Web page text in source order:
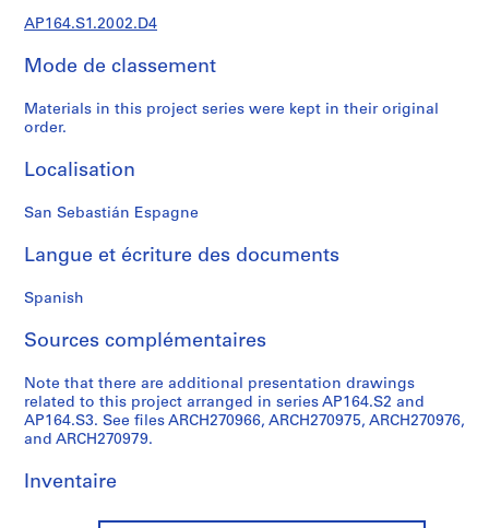
9
P
r
e
:
o
d
p
o
r
t
v
o
AP164.S1.2002.D4
Mode de classement
Materials in this project series were kept in their original
order.
Localisation
San Sebastián Espagne
Langue et écriture des documents
Spanish
Sources complémentaires
Note that there are additional presentation drawings
related to this project arranged in series AP164.S2 and
AP164.S3. See files ARCH270966, ARCH270975, ARCH270976,
and ARCH270979.
Inventaire